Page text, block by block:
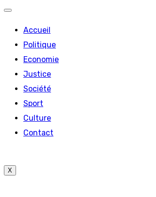
Accueil
Politique
Economie
Justice
Société
Sport
Culture
Contact
X